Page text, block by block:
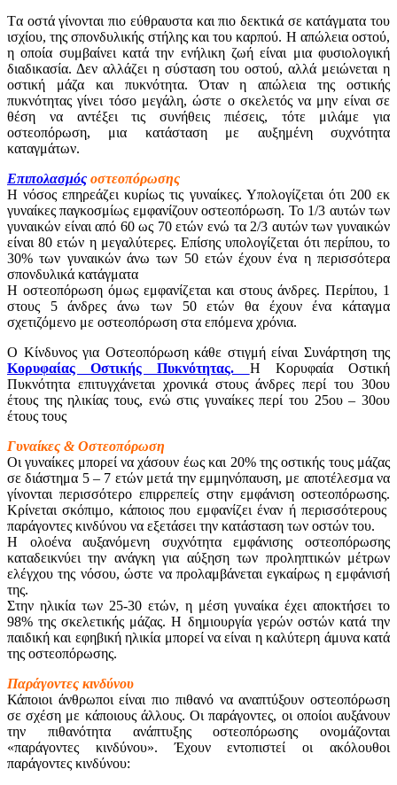
Tα οστά γίνονται πιο εύθραυστα και πιο δεκτικά σε κατάγματα του
ισχίου, της σπονδυλικής στήλης και του καρπού. Η απώλεια οστού,
η οποία συμβαίνει κατά την ενήλικη ζωή είναι μια φυσιολογική
διαδικασία. Δεν αλλάζει η σύσταση του οστού, αλλά μειώνεται η
οστική μάζα και πυκνότητα. Όταν η απώλεια της οστικής
πυκνότητας γίνει τόσο μεγάλη, ώστε ο σκελετός να μην είναι σε
θέση να αντέξει τις συνήθεις πιέσεις, τότε μιλάμε για
οστεοπόρωση, μια κατάσταση με αυξημένη συχνότητα
καταγμάτων.
Επιπολασμός οστεοπόρωσης
Η νόσος επηρεάζει κυρίως τις γυναίκες. Υπολογίζεται ότι 200 εκ
γυναίκες παγκοσμίως εμφανίζουν οστεοπόρωση. Το 1/3 αυτών των
γυναικών είναι από 60 ως 70 ετών ενώ τα 2/3 αυτών των γυναικών
είναι 80 ετών η μεγαλύτερες. Επίσης υπολογίζεται ότι περίπου, το
30% των γυναικών άνω των 50 ετών έχουν ένα η περισσότερα
σπονδυλικά κατάγματα
Η οστεοπόρωση όμως εμφανίζεται και στους άνδρες. Περίπου, 1
στους 5 άνδρες άνω των 50 ετών θα έχουν ένα κάταγμα
σχετιζόμενο με οστεοπόρωση στα επόμενα χρόνια.
Ο Κίνδυνος για Οστεοπόρωση κάθε στιγμή είναι Συνάρτηση της
Κορυφαίας Οστικής Πυκνότητας. Η Κορυφαία Οστική
Πυκνότητα επιτυγχάνεται χρονικά στους άνδρες περί του 30ου
έτους της ηλικίας τους, ενώ στις γυναίκες περί του 25ου – 30ου
έτους τους
Γυναίκες & Οστεοπόρωση
Οι γυναίκες μπορεί να χάσουν έως και 20% της οστικής τους μάζας
σε διάστημα 5 – 7 ετών μετά την εμμηνόπαυση, με αποτέλεσμα να
γίνονται περισσότερο επιρρεπείς στην εμφάνιση οστεοπόρωσης.
Κρίνεται σκόπιμο, κάποιος που εμφανίζει έναν ή περισσότερους
παράγοντες κινδύνου να εξετάσει την κατάσταση των οστών του.
Η ολοένα αυξανόμενη συχνότητα εμφάνισης οστεοπόρωσης
καταδεικνύει την ανάγκη για αύξηση των προληπτικών μέτρων
ελέγχου της νόσου, ώστε να προλαμβάνεται εγκαίρως η εμφάνισή
της.
Στην ηλικία των 25-30 ετών, η μέση γυναίκα έχει αποκτήσει το
98% της σκελετικής μάζας. Η δημιουργία γερών οστών κατά την
παιδική και εφηβική ηλικία μπορεί να είναι η καλύτερη άμυνα κατά
της οστεοπόρωσης.
Παράγοντες κινδύνου
Κάποιοι άνθρωποι είναι πιο πιθανό να αναπτύξουν οστεοπόρωση
σε σχέση με κάποιους άλλους. Οι παράγοντες, οι οποίοι αυξάνουν
την πιθανότητα ανάπτυξης οστεοπόρωσης ονομάζονται
«παράγοντες κινδύνου». Έχουν εντοπιστεί οι ακόλουθοι
παράγοντες κινδύνου: